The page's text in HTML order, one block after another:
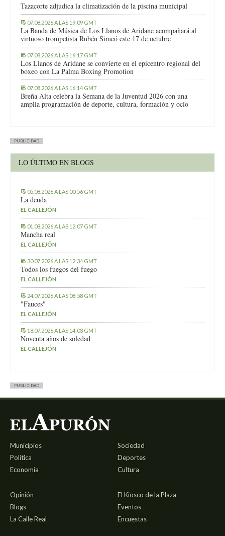
Tazacorte adjudica la climatización de la piscina municipal
07.08.2026 A LAS 19:09 GMT
La Banda de Música de Los Llanos de Aridane acompañará al
virtuoso trompetista Rubén Simeó este 17 de octubre
07.08.2026 A LAS 16:17 GMT
Los Llanos de Aridane se convierte en el epicentro regional del
boxeo con La Palma Boxing Promotion
07.08.2026 A LAS 16:14 GMT
Breña Alta celebra la Semana de la Juventud 2026 con una
amplia programación de deporte, cultura, formación y ocio
PUBLICIDAD
LO ÚLTIMO EN BLOGS
05.08.2026 A LAS 00:56 GMT
La deuda
EL CALLEJÓN
01.08.2026 A LAS 12:07 GMT
Mancha real
EL CALLEJÓN
30.07.2026 A LAS 12:34 GMT
Todos los fuegos del fuego
EL CALLEJÓN
24.07.2026 A LAS 08:58 GMT
"Fauces"
EL CALLEJÓN
18.07.2026 A LAS 14:03 GMT
Noventa años de soledad
EL CALLEJÓN
PUBLICIDAD
Municipios
Política
Economía
Sociedad
Deportes
Cultura
Opinión
Blogs
La Calle Real
El Kiosco de la Plaza
Eventos
Encuestas